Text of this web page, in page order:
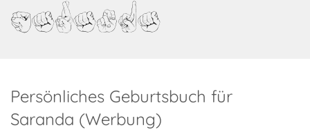
Saranda
Persönliches Geburtsbuch für
Saranda (Werbung)